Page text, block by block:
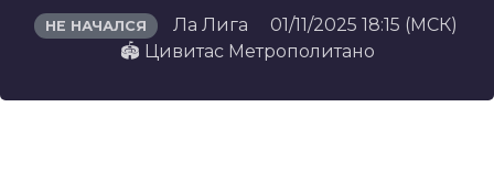
НЕ НАЧАЛСЯ Ла Лига
01/11/2025 18:15 (МСК)
🏟️ Цивитас Метрополитано